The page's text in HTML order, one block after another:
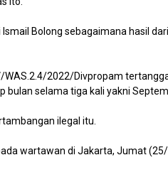
Bolong sebagaimana hasil
2022/Divpropam
selama tiga kali yakni
ilegal itu.
wartawan di Jakarta, Jumat (25/